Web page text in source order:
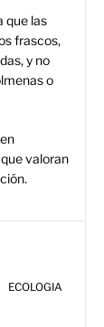
que las
frascos,
y no
o
valoran
ECOLOGIA